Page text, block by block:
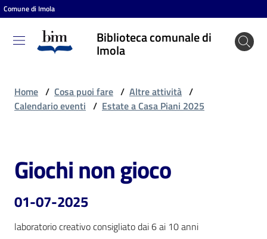
Vai al contenuto
Vai alla navigazione
Vai al footer
Comune di Imola
Biblioteca comunale di
Imola
Biblioteca
comunale
Cosa
puoi
fare
Home / Cosa puoi fare / Altre attività /
Calendario eventi / Estate a Casa Piani 2025
Salta al contenuto
Giochi non gioco
01-07-2025
laboratorio creativo consigliato dai 6 ai 10 anni